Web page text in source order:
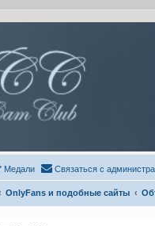
Медали Связаться с
OnlyFans и подобные сайты